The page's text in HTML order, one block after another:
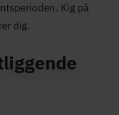
Kig på
dig.